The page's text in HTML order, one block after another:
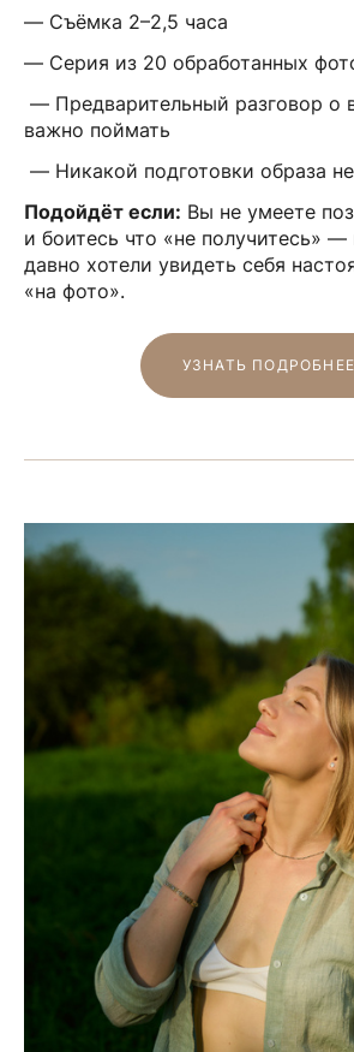
— Съёмка 2–2,5 часа
— Серия из 20 обработанных
— Предварительный разговор о
важно поймать
— Никакой подготовки образа
Подойдёт если: Вы не умеете
и боитесь что «не получитесь»
давно хотели увидеть себя
«на фото».
УЗНАТЬ ПОДРОБНЕЕ